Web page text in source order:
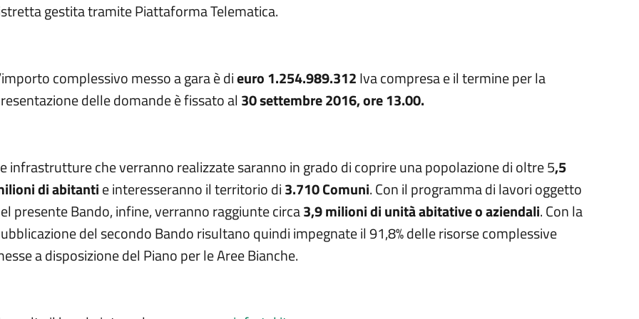
gestita tramite Piattaforma Telematica.
complessivo messo a gara è dieuro 1.254.989.312Iva compresa e il termine per la
delle domande è fissato al 30 settembre 2016, ore 13.00.
infrastrutture che verranno realizzate saranno in grado di coprire una popolazione di oltre 5,5
di abitantie interesseranno il territorio di3.710 Comuni. Con il programma di lavori oggetto
presente Bando, infine, verranno raggiunte circa3,9 milioni di unità abitative o aziendali. Con la
del secondo Bando risultano quindi impegnate il 91,8% delle risorse complessive
a disposizione del Piano per le Aree Bianche.